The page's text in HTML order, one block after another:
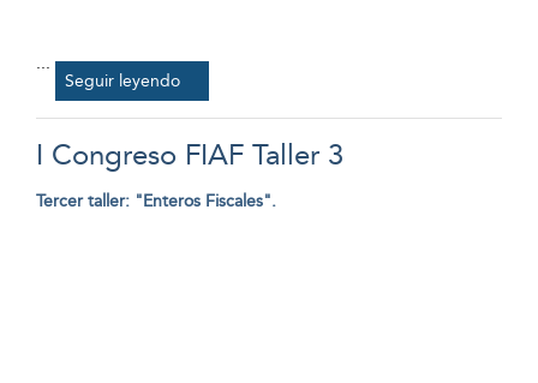
...
Seguir leyendo
I Congreso FIAF Taller 3
Tercer taller: "Enteros Fiscales".